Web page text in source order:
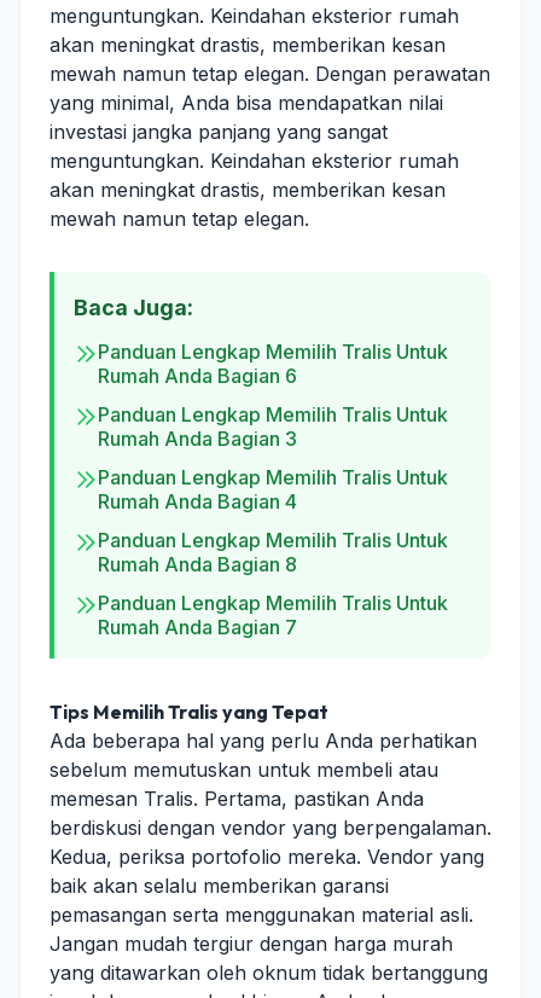
menguntungkan. Keindahan eksterior rumah
akan meningkat drastis, memberikan kesan
mewah namun tetap elegan. Dengan perawatan
yang minimal, Anda bisa mendapatkan nilai
investasi jangka panjang yang sangat
menguntungkan. Keindahan eksterior rumah
akan meningkat drastis, memberikan kesan
mewah namun tetap elegan.
Baca Juga:
Panduan Lengkap Memilih Tralis Untuk
Rumah Anda Bagian 6
Panduan Lengkap Memilih Tralis Untuk
Rumah Anda Bagian 3
Panduan Lengkap Memilih Tralis Untuk
Rumah Anda Bagian 4
Panduan Lengkap Memilih Tralis Untuk
Rumah Anda Bagian 8
Panduan Lengkap Memilih Tralis Untuk
Rumah Anda Bagian 7
Tips Memilih Tralis yang Tepat
Ada beberapa hal yang perlu Anda perhatikan
sebelum memutuskan untuk membeli atau
memesan Tralis. Pertama, pastikan Anda
berdiskusi dengan vendor yang berpengalaman.
Kedua, periksa portofolio mereka. Vendor yang
baik akan selalu memberikan garansi
pemasangan serta menggunakan material asli.
Jangan mudah tergiur dengan harga murah
yang ditawarkan oleh oknum tidak bertanggung